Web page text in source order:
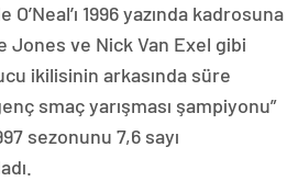
1996 yazında kadrosuna
Jones ve Nick Van Exel gibi
ikilisinin arkasında süre
smaç yarışması şampiyonu”
sezonunu 7,6 sayı